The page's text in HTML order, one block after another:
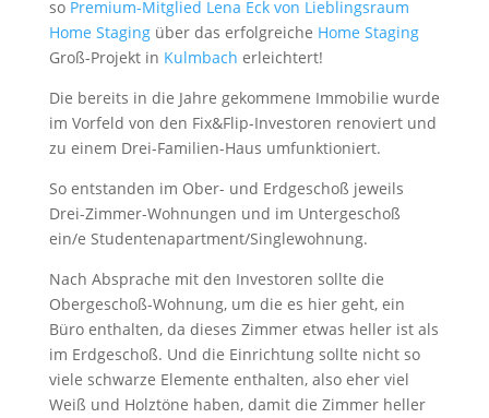
so Premium-Mitglied Lena Eck von Lieblingsraum
Home Stagingüber das erfolgreiche Home Staging
Groß-Projekt in Kulmbach erleichtert!
Die bereits in die Jahre gekommene Immobilie wurde
im Vorfeld von den Fix&Flip-Investoren renoviert und
zu einem Drei-Familien-Haus umfunktioniert.
So entstanden im Ober- und Erdgeschoß jeweils
Drei-Zimmer-Wohnungen und im Untergeschoß
ein/e Studentenapartment/Singlewohnung.
Nach Absprache mit den Investoren sollte die
Obergeschoß-Wohnung, um die es hier geht, ein
Büro enthalten, da dieses Zimmer etwas heller ist als
im Erdgeschoß. Und die Einrichtung sollte nicht so
viele schwarze Elemente enthalten, also eher viel
Weiß und Holztöne haben, damit die Zimmer heller